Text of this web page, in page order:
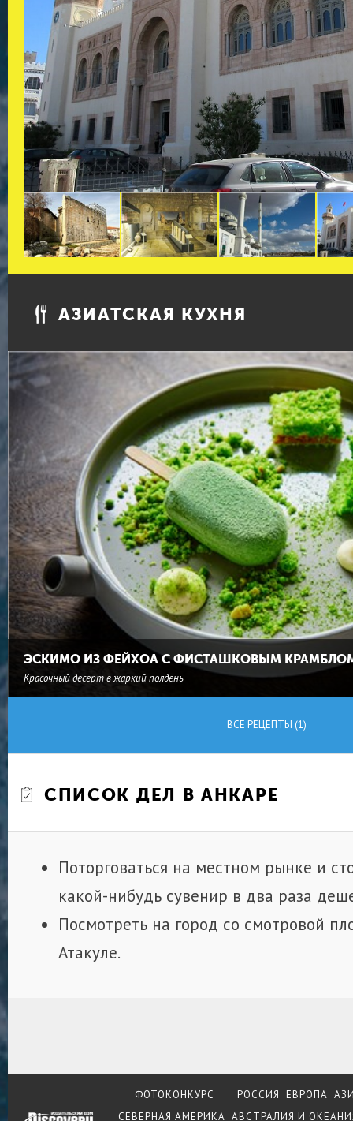
АЗИАТСКАЯ КУХНЯ
ЭСКИМО ИЗ ФЕЙХОА С ФИСТАШКОВЫМ
Красочный десерт в жаркий полдень
ВСЕ РЕЦЕПТЫ (1)
СПИСОК ДЕЛ В АНКАРЕ
Поторговаться на местном рынке и
какой-нибудь сувенир в два раза
Посмотреть на город со смотровой
Атакуле.
ФОТОКОНКУРС РОССИЯ ЕВРОПА
СЕВЕРНАЯ АМЕРИКА АВСТРАЛИЯ И